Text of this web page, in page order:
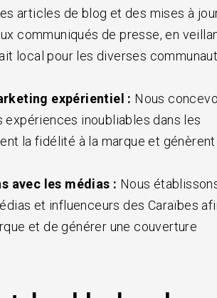
articles de blog et des mises à
communiqués de presse, en
local pour les diverses
expérientiel : Nous
inoubliables dans les
la fidélité à la marque et génèrent
avec les médias : Nous
et influenceurs des Caraïbes
et de générer une couverture